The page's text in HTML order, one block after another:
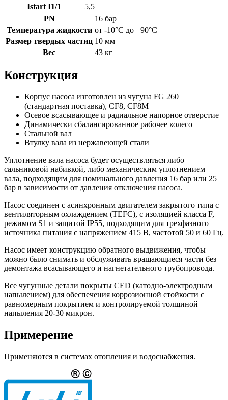
Istart I1/1
5,5
PN
16 бар
Температура жидкости от -10°C до +90°C
Размер твердых частиц 10 мм
Вес
43 кг
Конструкция
Корпус насоса изготовлен из чугуна FG 260
(стандартная поставка), CF8, CF8M
Осевое всасывающее и радиальное напорное отверстие
Динамически сбалансированное рабочее колесо
Стальной вал
Втулку вала из нержавеющей стали
Уплотнение вала насоса будет осуществляться либо
сальниковой набивкой, либо механическим уплотнением
вала, подходящим для номинального давления 16 бар или 25
бар в зависимости от давления отключения насоса.
Насос соединен с асинхронным двигателем закрытого типа с
вентиляторным охлаждением (TEFC), с изоляцией класса F,
режимом S1 и защитой IP55, подходящим для трехфазного
источника питания с напряжением 415 В, частотой 50 и 60 Гц.
Насос имеет конструкцию обратного выдвижения, чтобы
можно было снимать и обслуживать вращающиеся части без
демонтажа всасывающего и нагнетательного трубопровода.
Все чугунные детали покрыты CED (катодно-электродным
напылением) для обеспечения коррозионной стойкости с
равномерным покрытием и контролируемой толщиной
напыления 20-30 микрон.
Примерение
Применяются в системах отопления и водоснабжения.